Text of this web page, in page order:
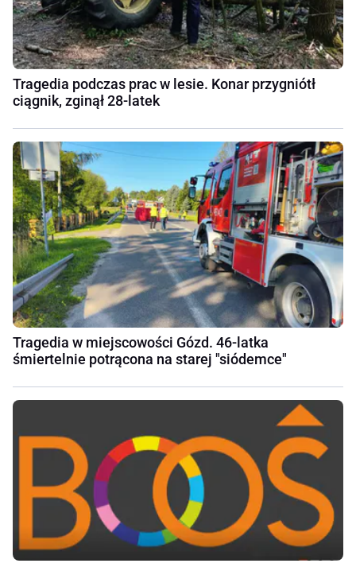
Tragedia podczas prac w lesie. Konar przygniótł
ciągnik, zginął 28-latek
Tragedia w miejscowości Gózd. 46-latka
śmiertelnie potrącona na starej "siódemce"